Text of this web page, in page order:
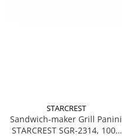
STARCREST
Sandwich-maker Grill Panini
STARCREST SGR-2314, 1000